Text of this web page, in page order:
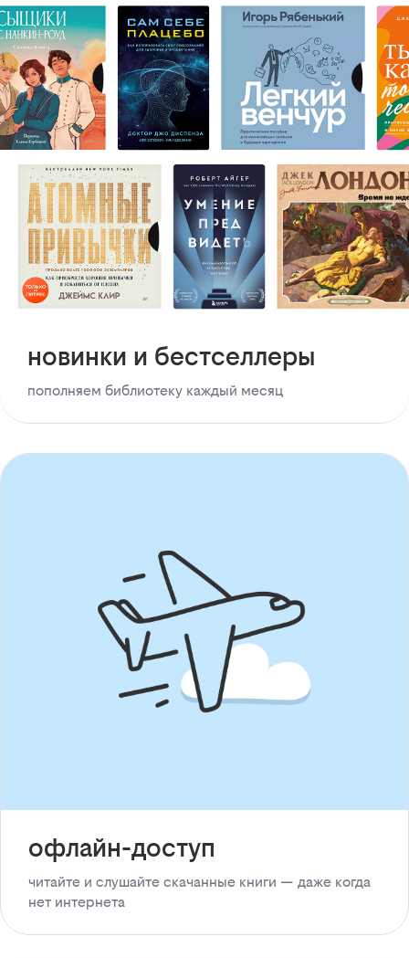
новинки и бестселлеры
пополняем библиотеку каждый месяц
офлайн-доступ
читайте и слушайте скачанные книги — даже когда
нет интернета